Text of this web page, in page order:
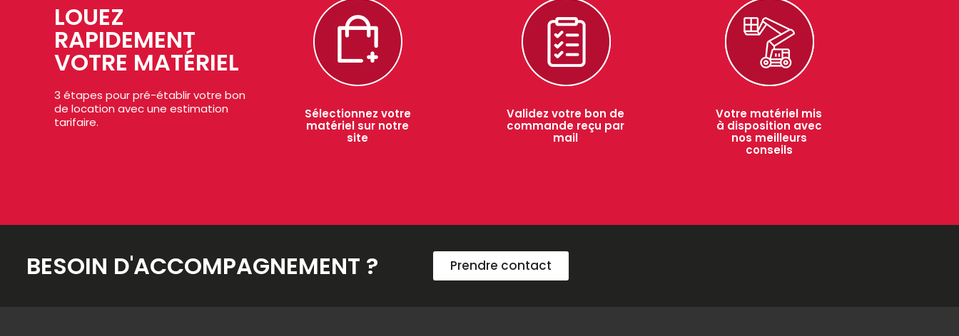
LOUEZ
RAPIDEMENT
VOTRE MATÉRIEL
3 étapes pour pré-établir votre bon
de location avec une estimation
tarifaire.
Sélectionnez votre
matériel sur notre
site
Validez votre bon de
commande reçu par
mail
Votre matériel mis
à disposition avec
nos meilleurs
conseils
BESOIN D'ACCOMPAGNEMENT ? Prendre contact